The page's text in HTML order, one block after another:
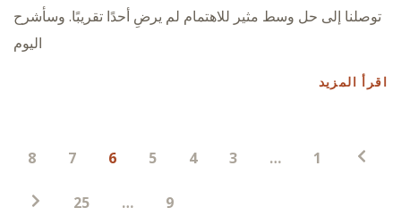
توصلنا إلى حل وسط مثير للاهتمام لم يرضِ أحدًا تقريبًا. وسأشرح
اليوم
اقرأ المزيد
ترقيم
المنشورات
1
…
3
4
5
6
7
8
9
…
25